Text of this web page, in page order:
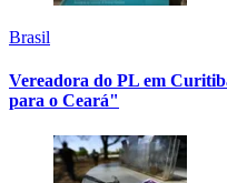
Brasil
Vereadora do PL em
para o Ceará"